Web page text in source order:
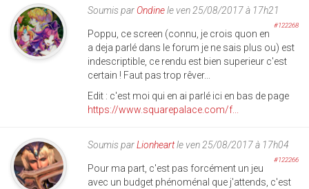
Soumis parOndinele ven 25/08/2017 à 17h21
#122268
Poppu, ce screen (connu, je crois quon en
a deja parlé dans le forum je ne sais plus ou) est
indescriptible, ce rendu est bien superieur c'est
certain ! Faut pas trop rêver...
Edit : c'est moi qui en ai parlé ici en bas de page
https://www.squarepalace.com/f...
Soumis parLionheartle ven 25/08/2017 à 17h04
#122266
Pour ma part, c'est pas forcément un jeu
avec un budget phénoménal que j'attends, c'est